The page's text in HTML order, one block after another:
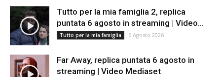
Tutto per la mia famiglia 2, replica
puntata 6 agosto in streaming | Video...
Tutto per la mia famiglia 6 Agosto 2026
Far Away, replica puntata 6 agosto in
streaming | Video Mediaset